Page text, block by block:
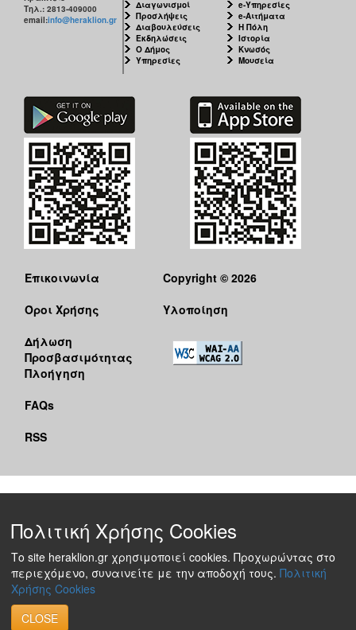
Τηλ.: 2813-409000
email:info@heraklion.gr
Διαγωνισμοί
Προσλήψεις
Διαβουλεύσεις
Εκδηλώσεις
Ο Δήμος
Υπηρεσίες
e-Υπηρεσίες
e-Αιτήματα
Η Πόλη
Ιστορία
Κνωσός
Μουσεία
Επικοινωνία
Όροι Χρήσης
Δήλωση
Προσβασιμότητας
Πλοήγηση
FAQs
RSS
Copyright © 2026
Υλοποίηση
Πολιτική Χρήσης Cookies
Το site heraklion.gr χρησιμοποιεί cookies. Προχωρώντας στο
περιεχόμενο, συναινείτε με την αποδοχή τους. Πολιτική
Χρήσης Cookies
CLOSE